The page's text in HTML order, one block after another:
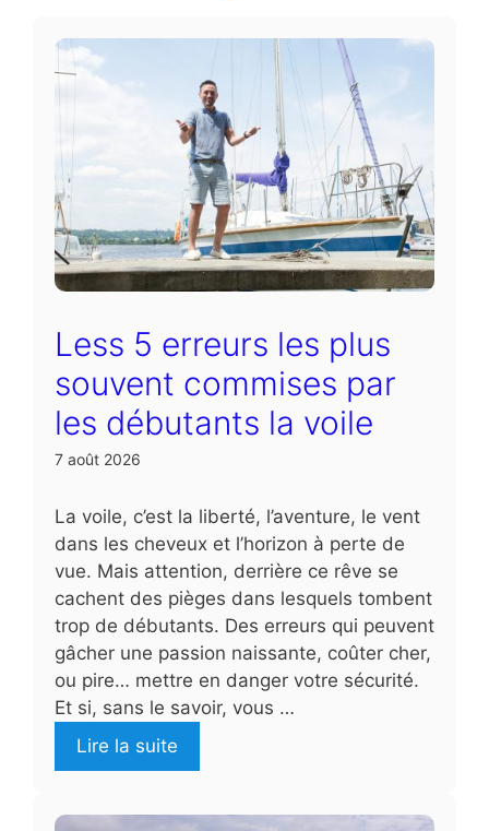
Less 5 erreurs les plus
souvent commises par
les débutants la voile
7 août 2026
La voile, c’est la liberté, l’aventure, le vent
dans les cheveux et l’horizon à perte de
vue. Mais attention, derrière ce rêve se
cachent des pièges dans lesquels tombent
trop de débutants. Des erreurs qui peuvent
gâcher une passion naissante, coûter cher,
ou pire… mettre en danger votre sécurité.
Et si, sans le savoir, vous …
Lire la suite